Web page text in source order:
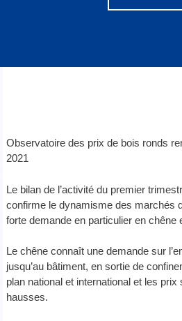
Observatoire des prix de bois ronds
2021
Le bilan de l’activité du premier
confirme le dynamisme des marchés
forte demande en particulier en chêne
Le chêne connaît une demande sur
jusqu’au bâtiment, en sortie de
plan national et international et les prix
hausses.